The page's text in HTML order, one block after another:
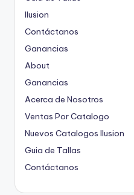
Ilusion
Contáctanos
Ganancias
About
Ganancias
Acerca de Nosotros
Ventas Por Catalogo
Nuevos Catalogos Ilusion
Guia de Tallas
Contáctanos